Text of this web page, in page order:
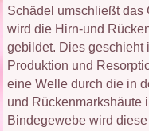
Schädel umschließt das
wird die Hirn-und
gebildet. Dies geschieht
Produktion und
eine Welle durch die in
und Rückenmarkshäute
Bindegewebe wird